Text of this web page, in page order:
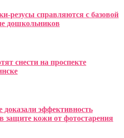
резусы справляются с базовой
дошкольников
снести на проспекте
эффективность
защите кожи от фотостарения